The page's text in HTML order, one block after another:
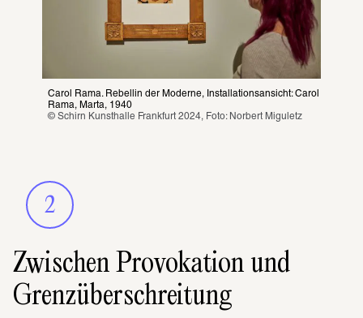
Carol Rama. Rebellin der Moderne, Installationsansicht: Carol
Rama, Marta, 1940
© Schirn Kunsthalle Frankfurt 2024, Foto: Norbert Miguletz
2
Zwischen Provokation und
Grenzüberschreitung